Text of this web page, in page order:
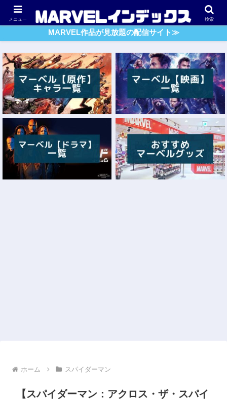
アベンジャーズ スパイダーマン ガーディアンズ・O・G
MARVEL作品が見放題の配信サイト≫
ホーム スパイダーマン
【スパイダーマン：アクロス・ザ・スパイ
メニュー 検索